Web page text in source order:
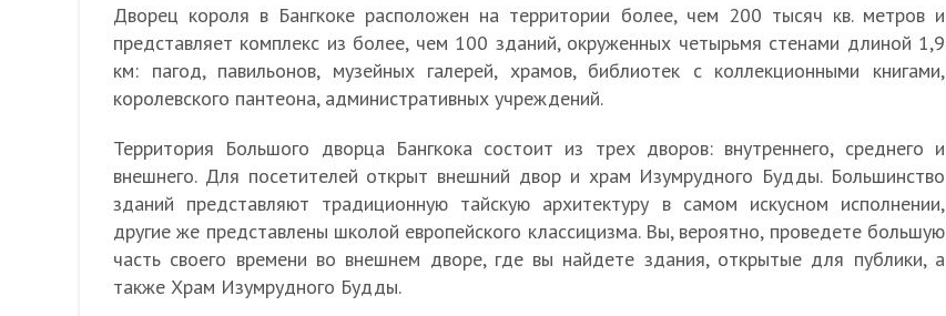
Дворец короля в Бангкоке расположен на территории более, чем 200 тысяч кв. метров и
представляет комплекс из более, чем 100 зданий, окруженных четырьмя стенами длиной 1,9
км: пагод, павильонов, музейных галерей, храмов, библиотек с коллекционными книгами,
королевского пантеона, административных учреждений.
Территория Большого дворца Бангкока состоит из трех дворов: внутреннего, среднего и
внешнего. Для посетителей открыт внешний двор и храм Изумрудного Будды. Большинство
зданий представляют традиционную тайскую архитектуру в самом искусном исполнении,
другие же представлены школой европейского классицизма. Вы, вероятно, проведете большую
часть своего времени во внешнем дворе, где вы найдете здания, открытые для публики, а
также Храм Изумрудного Будды.